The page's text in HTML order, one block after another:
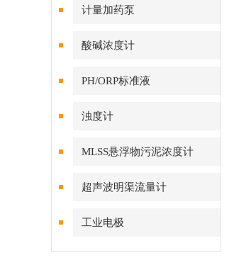
计量加药泵
酸碱浓度计
PH/ORP标准液
浊度计
MLSS悬浮物污泥浓度计
超声波明渠流量计
工业电极